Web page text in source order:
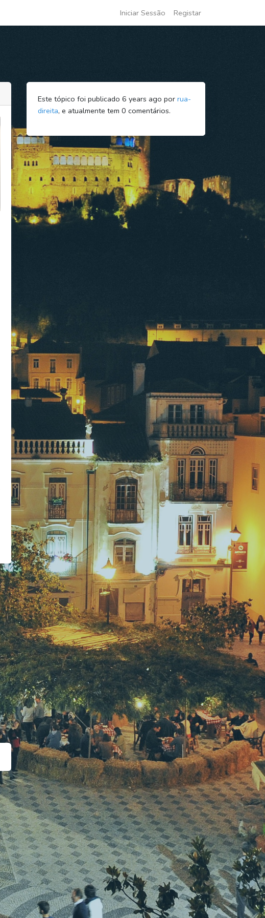
Iniciar Sessão Registar
Este tópico foi publicado 6 years ago por rua-
direita, e atualmente tem 0 comentários.